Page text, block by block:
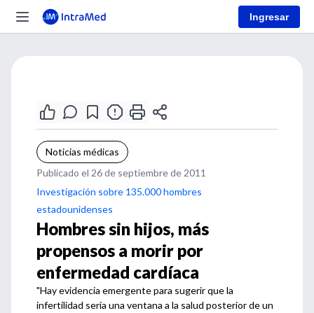
Ingresar
Noticias médicas
Publicado el 26 de septiembre de 2011
Investigación sobre 135.000 hombres
estadounidenses
Hombres sin hijos, más
propensos a morir por
enfermedad cardíaca
"Hay evidencia emergente para sugerir que la
infertilidad sería una ventana a la salud posterior de un